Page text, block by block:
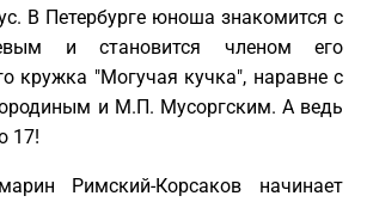
В Петербурге юноша знакомится с
и становится членом его
кружка "Могучая кучка", наравне с
и М.П. Мусоргским. А ведь
17!
Римский-Корсаков начинает